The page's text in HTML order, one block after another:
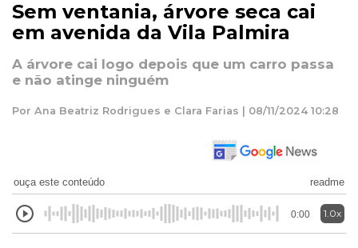
Sem ventania, árvore seca cai
em avenida da Vila Palmira
A árvore cai logo depois que um carro passa
e não atinge ninguém
Por Ana Beatriz Rodrigues e Clara Farias | 08/11/2024 10:28
ouça este conteúdo readme
0:00 1.0x